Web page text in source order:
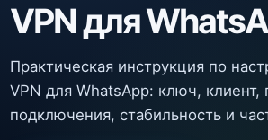
VPN для
Практическая инструкция по
VPN для WhatsApp: ключ, клиент,
подключения, стабильность и